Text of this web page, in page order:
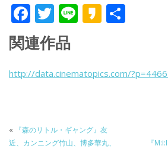
F
ac
e
b
k
T
w
itt
er
Li K
a
関連作品
http://data.cinematopics.com/
«
『森のリトル・ギャング』友
近、カンニング竹山、博多華丸、
『